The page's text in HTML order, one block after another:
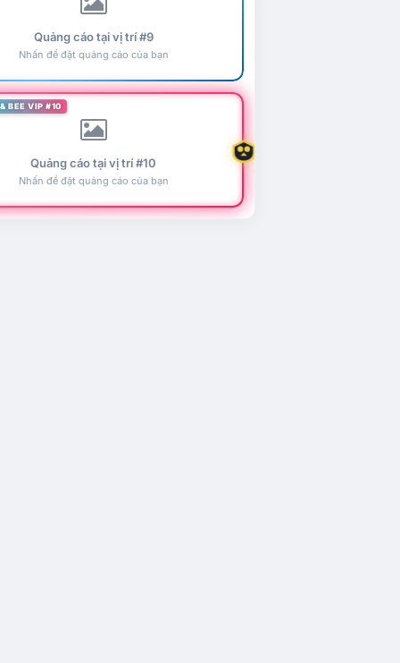
Quảng cáo tại vị trí #9
Nhấn để đặt quảng cáo của bạn
BEE VIP #10
Quảng cáo tại vị trí #10
Nhấn để đặt quảng cáo của bạn